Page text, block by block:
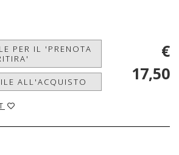
PER IL 'PRENOTA
ALL'ACQUISTO
€
17,50